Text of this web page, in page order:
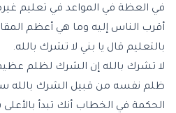
في العظة في المواعد في تعليم
أقرب الناس إليه وما هي أعظم
بالتعليم قال يا بني لا تشرك بالله.
لا تشرك بالله إن الشرك لظلم
ظلم نفسه من قبيل الشرك بالله
الحكمة في الخطاب أنك تبدأ